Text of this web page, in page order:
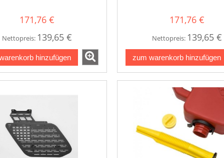
171,76 €
Nettopreis: 139,65 €
hinzufügen
171,76 €
Nettopreis: 139,65 €
zum warenkorb hinzufügen